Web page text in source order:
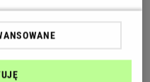
dodatków, który
Można do
serwują go na słodko, z
jak jest jednak